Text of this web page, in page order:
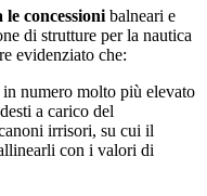
concessioni balneari e
di strutture per la nautica
evidenziato che:
numero molto più elevato
a carico del
irrisori, su cui il
con i valori di